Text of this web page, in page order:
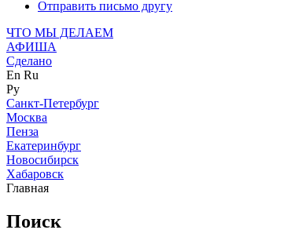
Отправить письмо другу
ЧТО МЫ ДЕЛАЕМ
АФИША
Сделано
En Ru
Ру
Санкт-Петербург
Москва
Пенза
Екатеринбург
Новосибирск
Хабаровск
Главная
Поиск